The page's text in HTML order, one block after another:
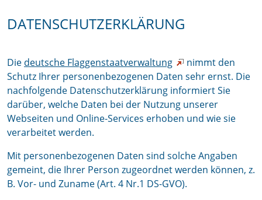
DATENSCHUTZERKLÄRUNG
Die deutsche Flaggenstaatverwaltung
nimmt den
Schutz Ihrer personenbezogenen Daten sehr ernst. Die
nachfolgende Datenschutzerklärung informiert Sie
darüber, welche Daten bei der Nutzung unserer
Webseiten und Online-Services erhoben und wie sie
verarbeitet werden.
Mit personenbezogenen Daten sind solche Angaben
gemeint, die Ihrer Person zugeordnet werden können, z.
B. Vor- und Zuname (Art. 4 Nr.1 DS-GVO).